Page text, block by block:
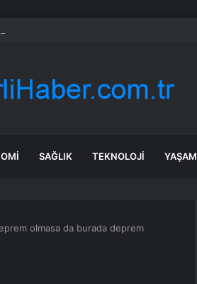
yine aldatıldık
SAĞLIK TEKNOLOJI YAŞAM
olmasa da burada deprem